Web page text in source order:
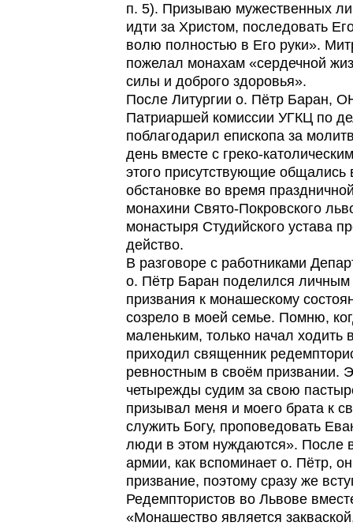
п. 5). Призываю мужественных
идти за Христом, последовать
волю полностью в Его руки».
пожелал монахам «сердечной
силы и доброго здоровья».
После Литургии о. Пётр Баран,
Патриаршей комиссии УГКЦ по
поблагодарил епископа за
день вместе с греко-
этого присутствующие
обстановке во время
монахини Свято-Покровского
монастыря Студийского устава
действо.
В разговоре с работниками
о. Пётр Баран поделился
призвания к монашескому
созрело в моей семье. Помню,
маленьким, только начал
приходил священник
ревностным в своём призвании.
четырежды судим за свою
призывал меня и моего брата к
служить Богу, проповедовать
люди в этом нуждаются». После
армии, как вспоминает о. Пётр,
призвание, поэтому сразу же
Редемптористов во Львове
«Монашество является